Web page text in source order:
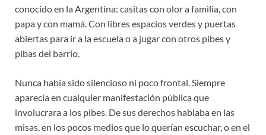
conocido en la Argentina: casitas con olor a familia, con
papa y con mamá. Con libres espacios verdes y puertas
abiertas para ir a la escuela o a jugar con otros pibes y
pibas del barrio.
Nunca había sido silencioso ni poco frontal. Siempre
aparecía en cualquier manifestación pública que
involucrara a los pibes. De sus derechos hablaba en las
misas, en los pocos medios que lo querían escuchar, o en el